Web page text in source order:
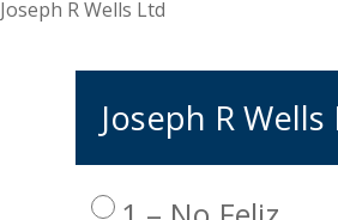
Joseph R Wells Ltd
Joseph R